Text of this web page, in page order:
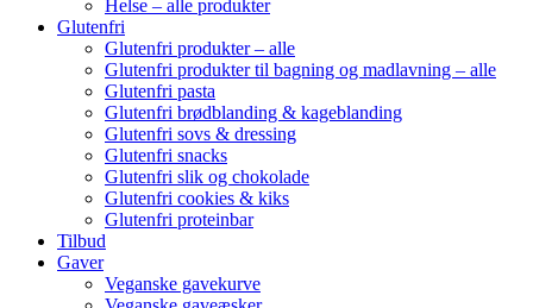
Helse – alle produkter
Glutenfri
Glutenfri produkter – alle
Glutenfri produkter til bagning og madlavning – alle
Glutenfri pasta
Glutenfri brødblanding & kageblanding
Glutenfri sovs & dressing
Glutenfri snacks
Glutenfri slik og chokolade
Glutenfri cookies & kiks
Glutenfri proteinbar
Tilbud
Gaver
Veganske gavekurve